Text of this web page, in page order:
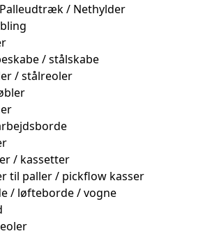
/ Nethylder
/ stålskabe
/ stålreoler
/ kassetter
til paller / pickflow kasser
/ løfteborde / vogne